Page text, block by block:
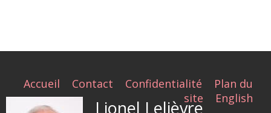
Accueil Contact Confidentialité
Plan du
site
English
Lionel Lelièvre